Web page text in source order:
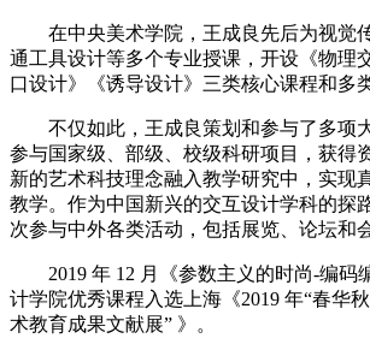
在中央美术学院，王成良先后为视觉
通工具设计等多个专业授课，开设《物理
口设计》《诱导设计》三类核心课程和多
不仅如此，王成良策划和参与了多项
参与国家级、部级、校级科研项目，获得
新的艺术科技理念融入教学研究中，实现
教学。作为中国新兴的交互设计学科的探
次参与中外各类活动，包括展览、论坛和
2019 年 12 月《参数主义的时尚-编码
计学院优秀课程入选上海《2019 年“春
术教育成果文献展” 》。